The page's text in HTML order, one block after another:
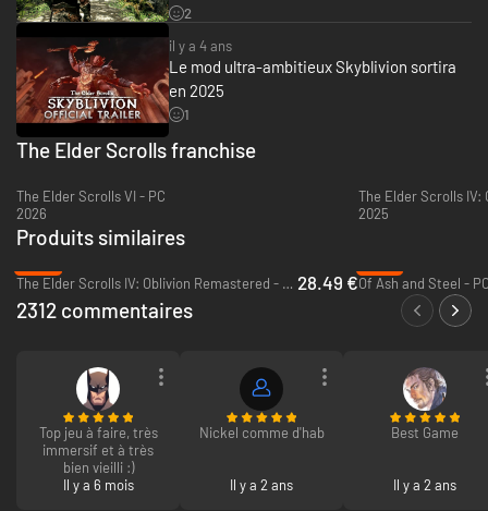
2
il y a 4 ans
Le mod ultra-ambitieux Skyblivion sortira
en 2025
1
The Elder Scrolls franchise
The Elder Scrolls VI - PC
2026
The Elder Scrolls IV:
2025
Produits similaires
The Elder Scrolls IV: Oblivion Remastered - PC (Steam) 28.49 €Of Ash and Steel -
2312 commentaires
Top jeu à faire, très
immersif et à très
bien vieilli :)
Il y a 6 mois
Nickel comme d'hab
Il y a 2 ans
Best Game
Il y a 2 ans